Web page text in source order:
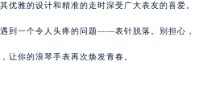
优雅的设计和精准的走时深受广大表友的喜爱。
到一个令人头疼的问题——表针脱落。别担心，
让你的浪琴手表再次焕发青春。